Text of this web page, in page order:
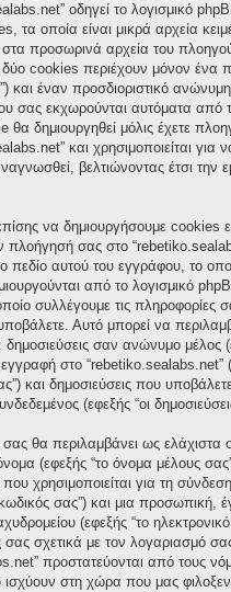
οδηγεί το λογισμικό
τα οποία είναι μικρά αρχεία
προσωρινά αρχεία του
cookies περιέχουν μόνον ένα
και έναν προσδιοριστικό
σας εκχωρούνται αυτόματα από
θα δημιουργηθεί μόλις έχετε
και χρησιμοποιείται για
βελτιώνοντας έτσι την
να δημιουργήσουμε cookies
πλοήγησή σας στο
πεδίο αυτού του εγγράφου, το
από το λογισμικό
συλλέγουμε τις πληροφορίες
Αυτό μπορεί να
δημοσιεύσεις σαν ανώνυμο μέλος
εγγραφή στο “rebetiko.sealabs.net”
και δημοσιεύσεις που
(εφεξής “οι
θα περιλαμβάνει ως ελάχιστα
(εφεξής “το όνομα μέλους
χρησιμοποιείται για τη
σας”) και μια προσωπική,
(εφεξής “το
σας σχετικά με τον λογαριασμό
προστατεύονται από τους
στη χώρα που μας